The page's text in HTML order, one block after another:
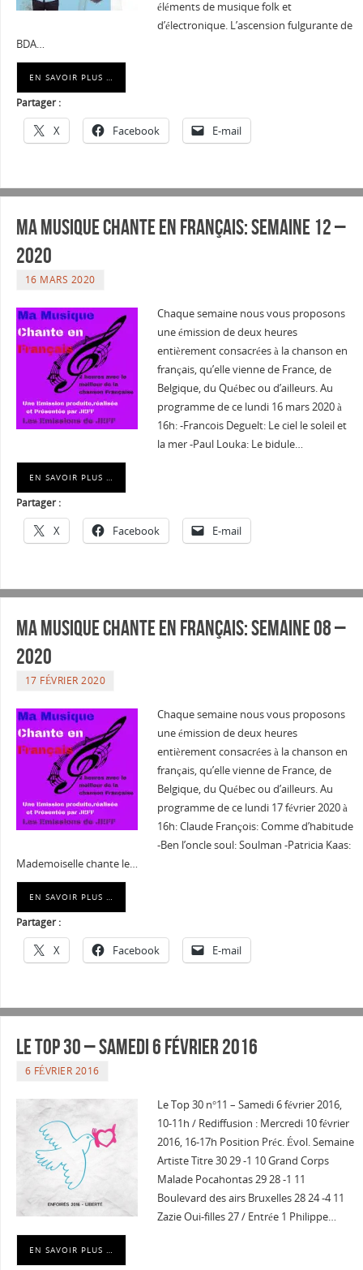
éléments de musique folk et
d’électronique. L’ascension fulgurante de
BDA…
EN SAVOIR PLUS …
Partager :
X Facebook E-mail
Ma musique chante en Français: Semaine 12 –
2020
16 MARS 2020
Chaque semaine nous vous proposons
une émission de deux heures
entièrement consacrées à la chanson en
français, qu’elle vienne de France, de
Belgique, du Québec ou d’ailleurs. Au
programme de ce lundi 16 mars 2020 à
16h: -Francois Deguelt: Le ciel le soleil et
la mer -Paul Louka: Le bidule…
EN SAVOIR PLUS …
Partager :
X Facebook E-mail
Ma musique chante en Français: Semaine 08 –
2020
17 FÉVRIER 2020
Chaque semaine nous vous proposons
une émission de deux heures
entièrement consacrées à la chanson en
français, qu’elle vienne de France, de
Belgique, du Québec ou d’ailleurs. Au
programme de ce lundi 17 février 2020 à
16h: Claude François: Comme d’habitude
-Ben l’oncle soul: Soulman -Patricia Kaas:
Mademoiselle chante le…
EN SAVOIR PLUS …
Partager :
X Facebook E-mail
Le Top 30 – Samedi 6 février 2016
6 FÉVRIER 2016
Le Top 30 n°11 – Samedi 6 février 2016,
10-11h / Rediffusion : Mercredi 10 février
2016, 16-17h Position Préc. Évol. Semaine
Artiste Titre 30 29 -1 10 Grand Corps
Malade Pocahontas 29 28 -1 11
Boulevard des airs Bruxelles 28 24 -4 11
Zazie Oui-filles 27 / Entrée 1 Philippe…
EN SAVOIR PLUS …